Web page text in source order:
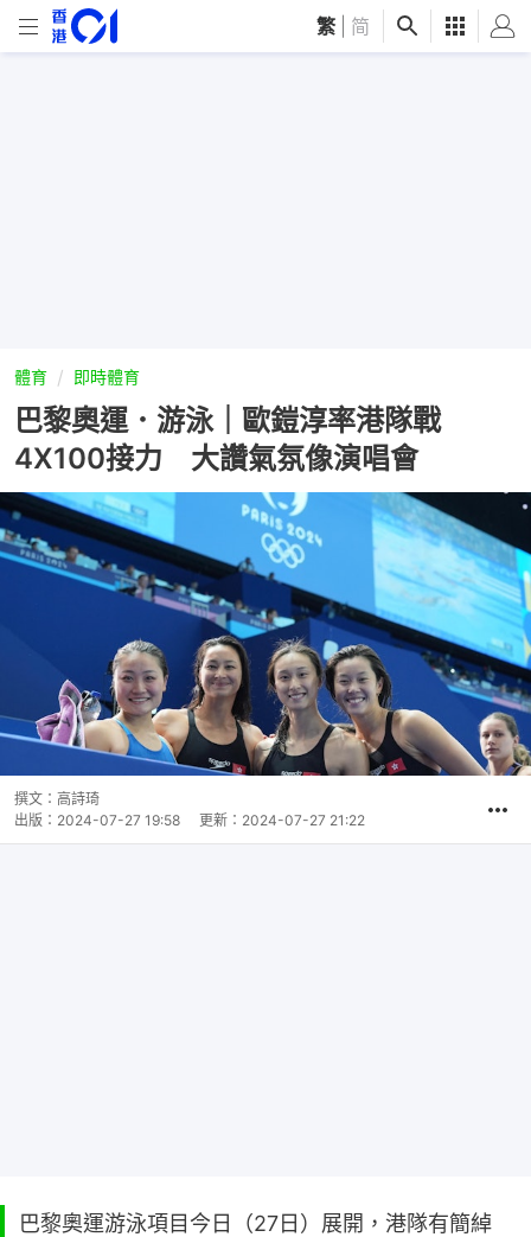
繁 简
體育 即時體育
巴黎奧運．游泳｜歐鎧淳率港隊戰
4X100接力 大讚氣氛像演唱會
撰文： 高詩琦
出版： 2024-07-27 19:58 更新： 2024-07-27 21:22
巴黎奧運游泳項目今日（27日）展開，港隊有簡綽